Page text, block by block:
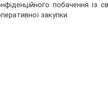
побачення із
закупки.